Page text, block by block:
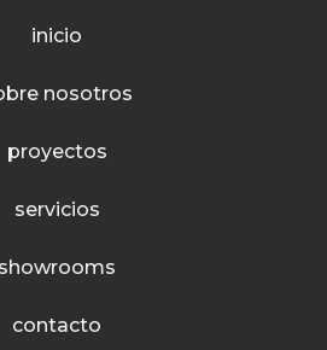
inicio
nosotros
proyectos
servicios
showrooms
contacto